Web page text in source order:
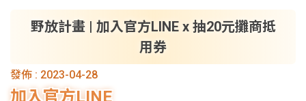
會本部
秘書處
野放計畫 | 加入官方LINE x 抽20元攤商抵
用券
發佈 : 2023-04-28
加入官方LINE